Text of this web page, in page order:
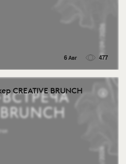
6 Авг 477
CREATIVE BRUNCH